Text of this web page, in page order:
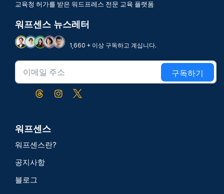
교육청 허가를 받은 워드프레스 전문 교육 플랫폼
워프센스 뉴스레터
1,660 + 이상 구독하고 계십니다.
구독하기
워프센스
워프센스란?
공지사항
블로그